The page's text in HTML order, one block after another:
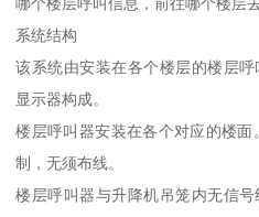
哪个楼层呼叫信息，前往哪个楼层去
系统结构
该系统由安装在各个楼层的楼层
显示器构成。
楼层呼叫器安装在各个对应的楼
制，无须布线。
楼层呼叫器与升降机吊笼内无信号